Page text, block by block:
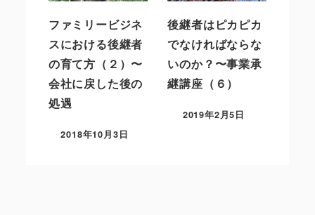
ファミリービジネ
スにおける後継者
の育て方（２）〜
会社に戻した後の
処遇
2018年10月3日
後継者はピカピカ
でなければならな
いのか？〜事業承
継講座（６）
2019年2月5日